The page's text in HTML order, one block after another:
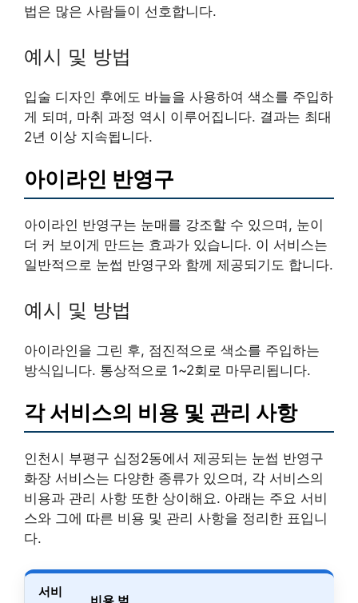
법은 많은 사람들이 선호합니다.
예시 및 방법
입술 디자인 후에도 바늘을 사용하여 색소를 주입하
게 되며, 마취 과정 역시 이루어집니다. 결과는 최대
2년 이상 지속됩니다.
아이라인 반영구
아이라인 반영구는 눈매를 강조할 수 있으며, 눈이
더 커 보이게 만드는 효과가 있습니다. 이 서비스는
일반적으로 눈썹 반영구와 함께 제공되기도 합니다.
예시 및 방법
아이라인을 그린 후, 점진적으로 색소를 주입하는
방식입니다. 통상적으로 1~2회로 마무리됩니다.
각 서비스의 비용 및 관리 사항
인천시 부평구 십정2동에서 제공되는 눈썹 반영구
화장 서비스는 다양한 종류가 있으며, 각 서비스의
비용과 관리 사항 또한 상이해요. 아래는 주요 서비
스와 그에 따른 비용 및 관리 사항을 정리한 표입니
다.
서비
비용 범